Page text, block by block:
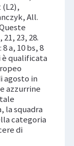
(L2),
All.
23, 28.
a, 10 bs, 8
è qualificata
agosto in
azzurrine
la squadra
categoria
di